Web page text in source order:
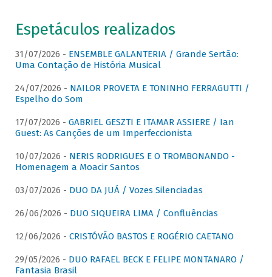
Espetáculos realizados
31/07/2026 - ENSEMBLE GALANTERIA / Grande Sertão:
Uma Contação de História Musical
24/07/2026 - NAILOR PROVETA E TONINHO FERRAGUTTI /
Espelho do Som
17/07/2026 - GABRIEL GESZTI E ITAMAR ASSIERE / Ian
Guest: As Canções de um Imperfeccionista
10/07/2026 - NERIS RODRIGUES E O TROMBONANDO -
Homenagem a Moacir Santos
03/07/2026 - DUO DA JUÁ / Vozes Silenciadas
26/06/2026 - DUO SIQUEIRA LIMA / Confluências
12/06/2026 - CRISTÓVÃO BASTOS E ROGÉRIO CAETANO
29/05/2026 - DUO RAFAEL BECK E FELIPE MONTANARO /
Fantasia Brasil